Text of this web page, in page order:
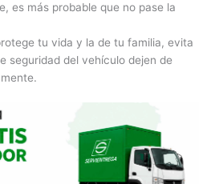
es más probable que no pase la
tu vida y la de tu familia, evita
seguridad del vehículo dejen de